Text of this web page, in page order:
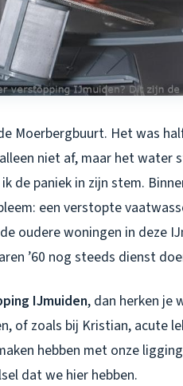
Moerbergbuurt. Het was
niet af, maar het water
de paniek in zijn stem.
een verstopte
oudere woningen in deze
’60 nog steeds dienst
IJmuiden, dan herken je
of zoals bij Kristian, acute
hebben met onze
dat we hier hebben.